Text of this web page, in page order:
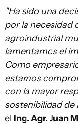
"Ha sido una
por la necesidad
agroindustrial
lamentamos el
Como
estamos
con la mayor
sostenibilidad de
el Ing. Agr. Juan